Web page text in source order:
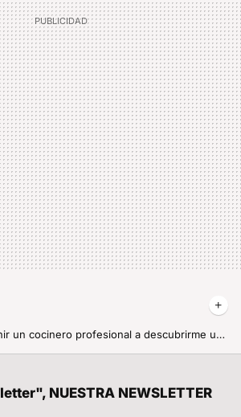
Ha tenido que venir un cocinero profesional a descubrirme un nuevo uso para mi freidora de aire que no se me habría ocurrido en la vida
NUESTRA NEWSLETTER